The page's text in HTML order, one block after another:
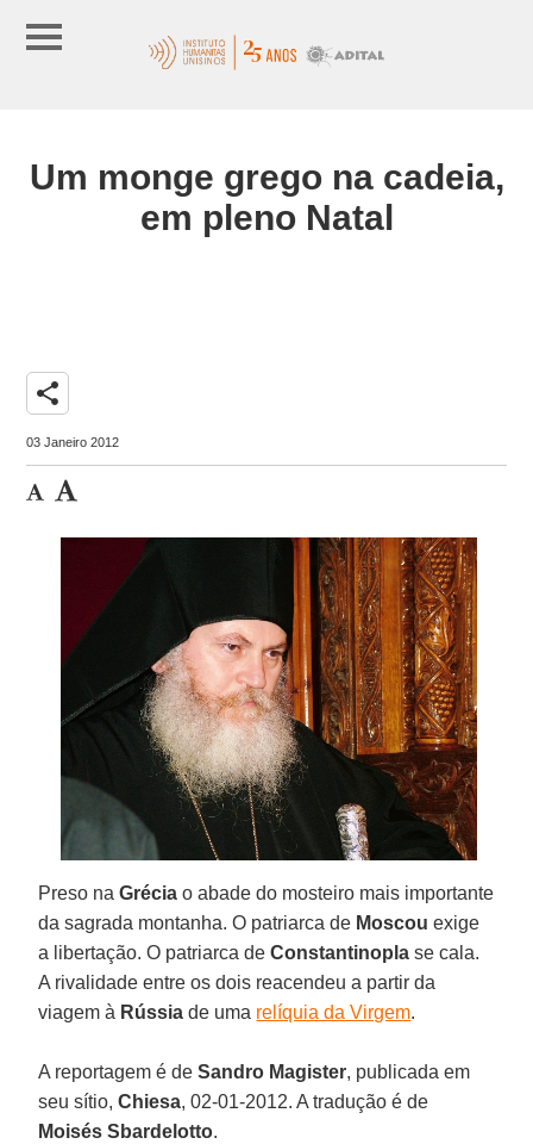
Um monge grego na cadeia,
em pleno Natal
share
03 Janeiro 2012
Preso naGréciao abade do mosteiro mais importante
da sagrada montanha. O patriarca de Moscouexige
a libertação. O patriarca deConstantinoplase cala.
A rivalidade entre os dois reacendeu a partir da
viagem à Rússiade uma relíquia da Virgem.
A reportagem é deSandro Magister, publicada em
seu sítio,Chiesa, 02-01-2012. A tradução é de
Moisés Sbardelotto.